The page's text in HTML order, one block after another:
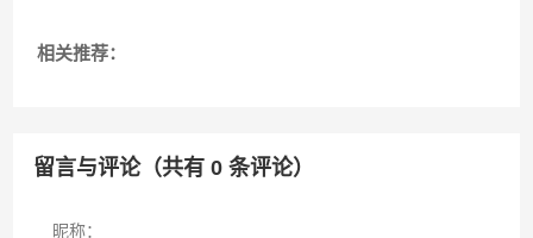
相关推荐：
留言与评论（共有0 条评论）
昵称：